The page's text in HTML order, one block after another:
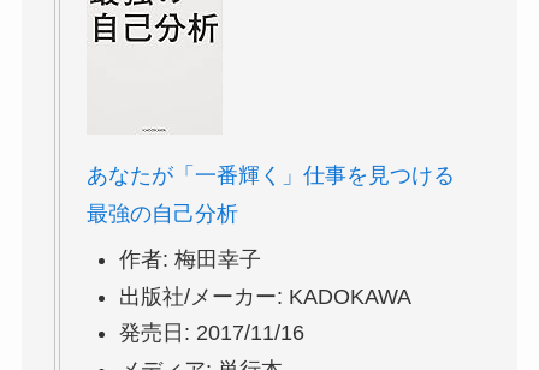
あなたが「一番輝く」仕事を見つける
最強の自己分析
作者: 梅田幸子
出版社/メーカー: KADOKAWA
発売日: 2017/11/16